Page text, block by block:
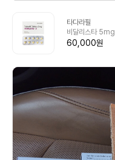
타다라필
비달리스타 5mg
60,000원